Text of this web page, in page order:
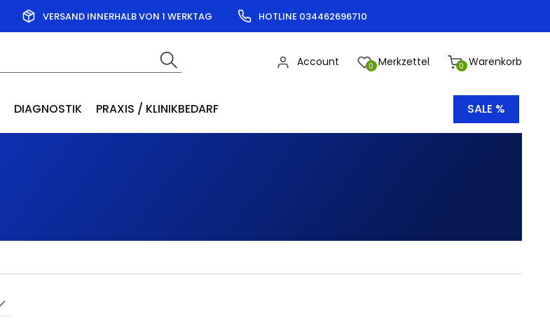
VERSAND INNERHALB VON 1 WERKTAG HOTLINE 034462696710
0 Warenkorb
0 Merkzettel
Account
DIAGNOSTIK PRAXIS / KLINIKBEDARF SALE %